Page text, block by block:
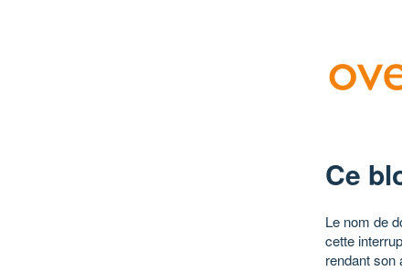
Ce
Le nom de
cette
rendant son